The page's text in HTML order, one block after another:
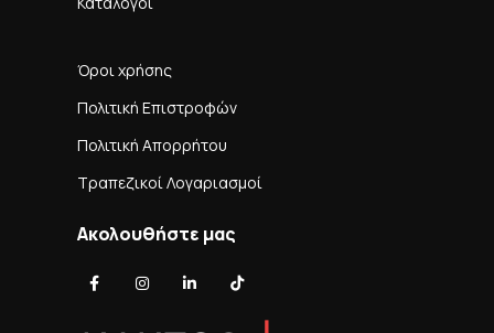
Όροι χρήσης
Πολιτική Επιστροφών
Πολιτική Απορρήτου
Τραπεζικοί Λογαριασμοί
Ακολουθήστε μας